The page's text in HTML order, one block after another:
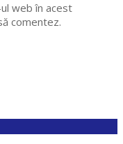
web în acest
comentez.